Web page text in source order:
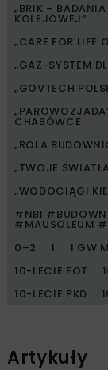
„BRIK –
KOLEJOWEJ”
„CARE FOR LIFE
„GAZ-SYSTEM
„GOVTECH
CHABÓWCE
„ROLA
„TWOJE
„WODOCIĄGI
#NBI
#MAUSOLEUM
0–2
1 1 GW
10-LECIE FOT
10-LECIE PKD
Artykuły